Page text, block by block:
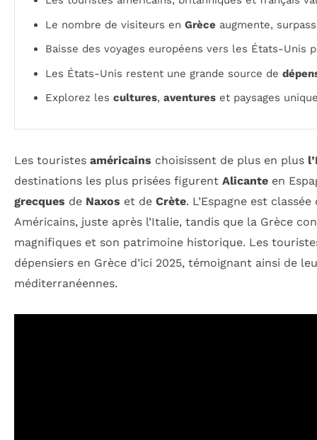
Le nombre de visiteurs en Grèce augmente,
Baisse des voyages européens vers les États-Unis
Les États-Unis restent une grande source de
Explorez les cultures, aventures et paysages
Les touristes américains choisissent de plus en plus
destinations les plus prisées figurent Alicante en
grecques de Naxos et de Crète. L’Espagne est
Américains, juste après l’Italie, tandis que la Grèce
magnifiques et son patrimoine historique. Les
dépensiers en Grèce d’ici 2025, témoignant ainsi de
méditerranéennes.